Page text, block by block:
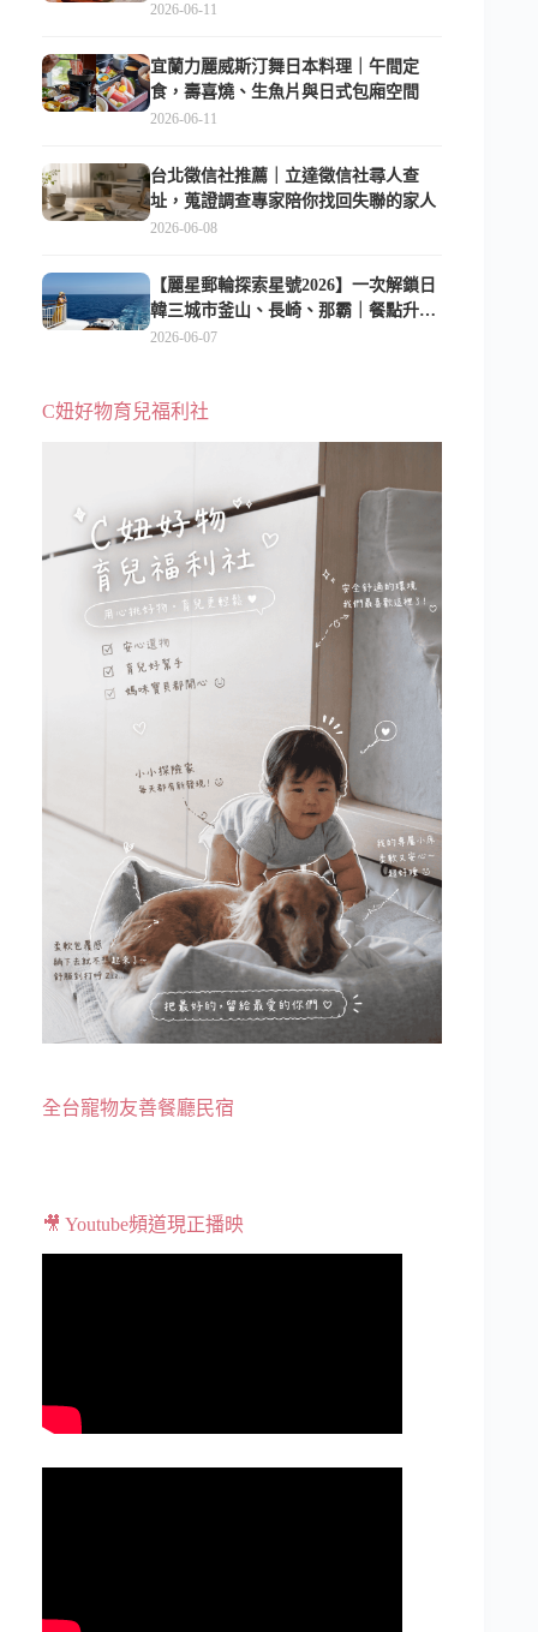
2026-06-11
宜蘭力麗威斯汀舞日本料理｜午間定
食，壽喜燒、生魚片與日式包廂空間
2026-06-11
台北徵信社推薦｜立達徵信社尋人查
址，蒐證調查專家陪你找回失聯的家人
2026-06-08
【麗星郵輪探索星號2026】一次解鎖日
韓三城市釜山、長崎、那霸｜餐點升
級、表演更新、船上慶生超難忘
2026-06-07
C妞好物育兒福利社
全台寵物友善餐廳民宿
🎥 Youtube頻道現正播映